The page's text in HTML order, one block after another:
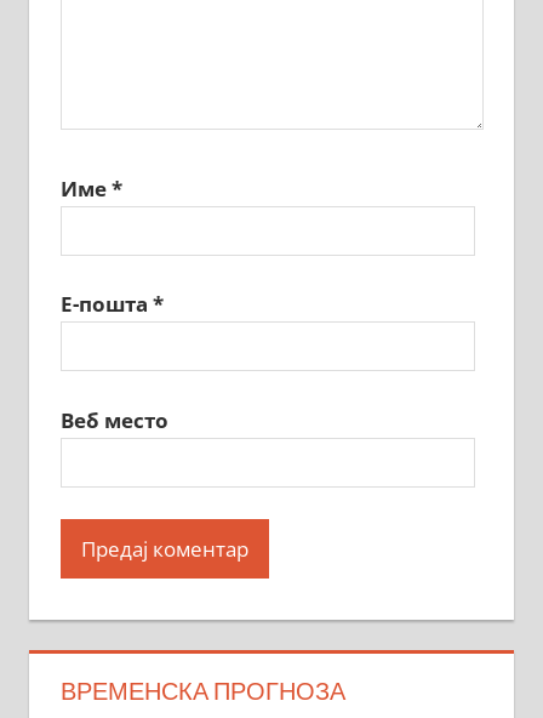
Име*
Е-пошта *
Веб место
ВРЕМЕНСКА ПРОГНОЗА